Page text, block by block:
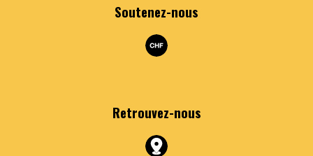
Soutenez-nous
Retrouvez-nous